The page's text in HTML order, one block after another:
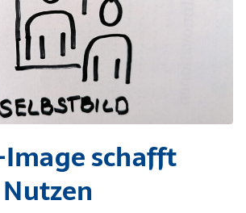
schafft